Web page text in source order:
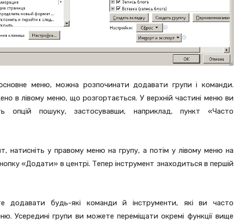
меню, можна розпочинати додавати групи і команди.
в лівому меню, що розгортається. У верхній частині меню ви
опцій пошуку, застосувавши, наприклад, пункт «Часто
натисніть у правому меню на групу, а потім у лівому меню на
«Додати» в центрі. Тепер інструмент знаходиться в першій
будь-які команди й інструменти, які ви часто
Усередині групи ви можете переміщати окремі функції вище